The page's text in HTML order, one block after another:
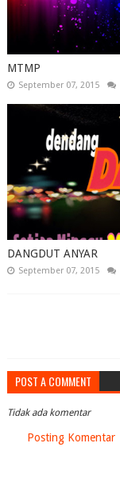
MTMP
September 07, 2015
DANGDUT ANYAR
September 07, 2015
POST A COMMENT
Tidak ada komentar
Posting Komentar